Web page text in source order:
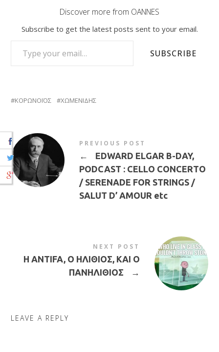
Discover more from OANNES
Subscribe to get the latest posts sent to your email.
TYPE YOUR EMAIL…
SUBSCRIBE
ΚΟΡΩΝΟΪΟΣ ΧΩΜΕΝΙΔΗΣ
PREVIOUS POST
←
EDWARD ELGAR B-DAY,
PODCAST : CELLO CONCERTO
/ SERENADE FOR STRINGS /
SALUT D’ AMOUR etc
NEXT POST
Η ANTIFA, Ο ΗΛΙΘΙΟΣ, ΚΑΙ Ο
ΠΑΝΗΛΙΘΙΟΣ
→
LEAVE A REPLY